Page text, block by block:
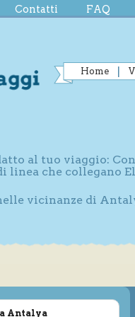
Contatti FAQ
Home
al tuo viaggio:
linea che collegano
vicinanze di
Antalya